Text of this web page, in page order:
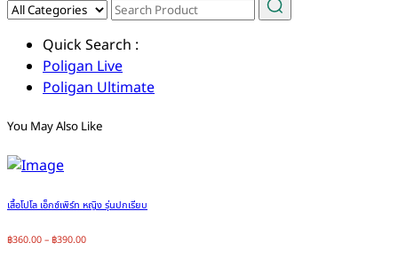
Quick Search :
Poligan Live
Poligan Ultimate
You May Also Like
เสื้อโปโล เอ็กซ์เพิร์ท หญิง รุ่นปกเรียบ
฿360.00 – ฿390.00